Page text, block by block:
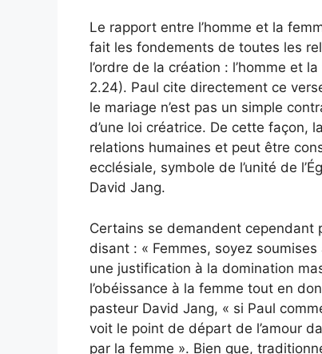
Le rapport entre l’homme et la
fait les fondements de toutes les
l’ordre de la création : l’homme et
2.24). Paul cite directement ce
le mariage n’est pas un simple
d’une loi créatrice. De cette
relations humaines et peut être
ecclésiale, symbole de l’unité de
David Jang.
Certains se demandent cependant
disant : « Femmes, soyez
une justification à la domination
l’obéissance à la femme tout en
pasteur David Jang, « si Paul
voit le point de départ de l’amour
par la femme ». Bien que,